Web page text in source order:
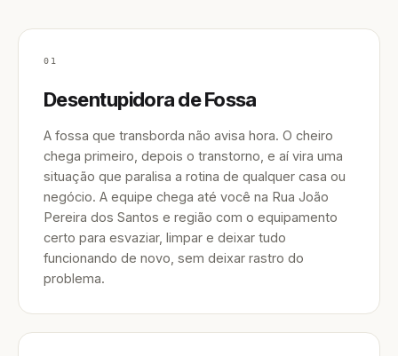
01
Desentupidora de Fossa
A fossa que transborda não avisa hora. O cheiro
chega primeiro, depois o transtorno, e aí vira uma
situação que paralisa a rotina de qualquer casa ou
negócio. A equipe chega até você na Rua João
Pereira dos Santos e região com o equipamento
certo para esvaziar, limpar e deixar tudo
funcionando de novo, sem deixar rastro do
problema.